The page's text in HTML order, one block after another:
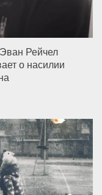
Рейчел
о насилии